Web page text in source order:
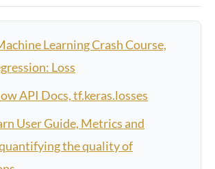
Learning Crash Course,
Loss
API Docs, tf.keras.losses
User Guide, Metrics and
the quality of